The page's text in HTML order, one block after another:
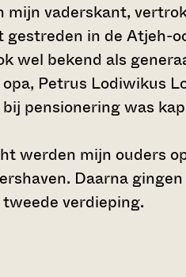
mijn vaderskant,
in de Atjeh-
wel bekend als
Petrus Lodiwikus
pensionering was
werden mijn ouders
Daarna
verdieping.